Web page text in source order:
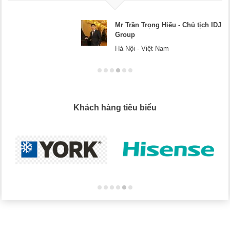
Hà Nội
Khách hàng tiêu biểu